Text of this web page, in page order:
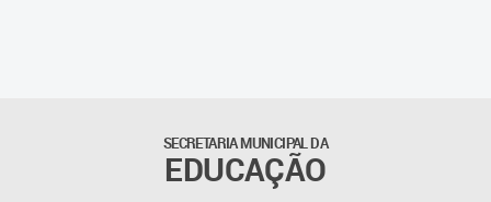
SECRETARIA MUNICIPAL DA
EDUCAÇÃO